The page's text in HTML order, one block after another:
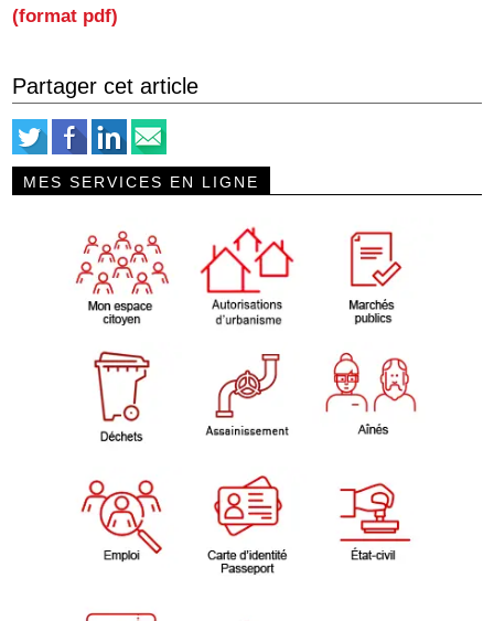
(format pdf)
Partager cet article
MES SERVICES EN LIGNE